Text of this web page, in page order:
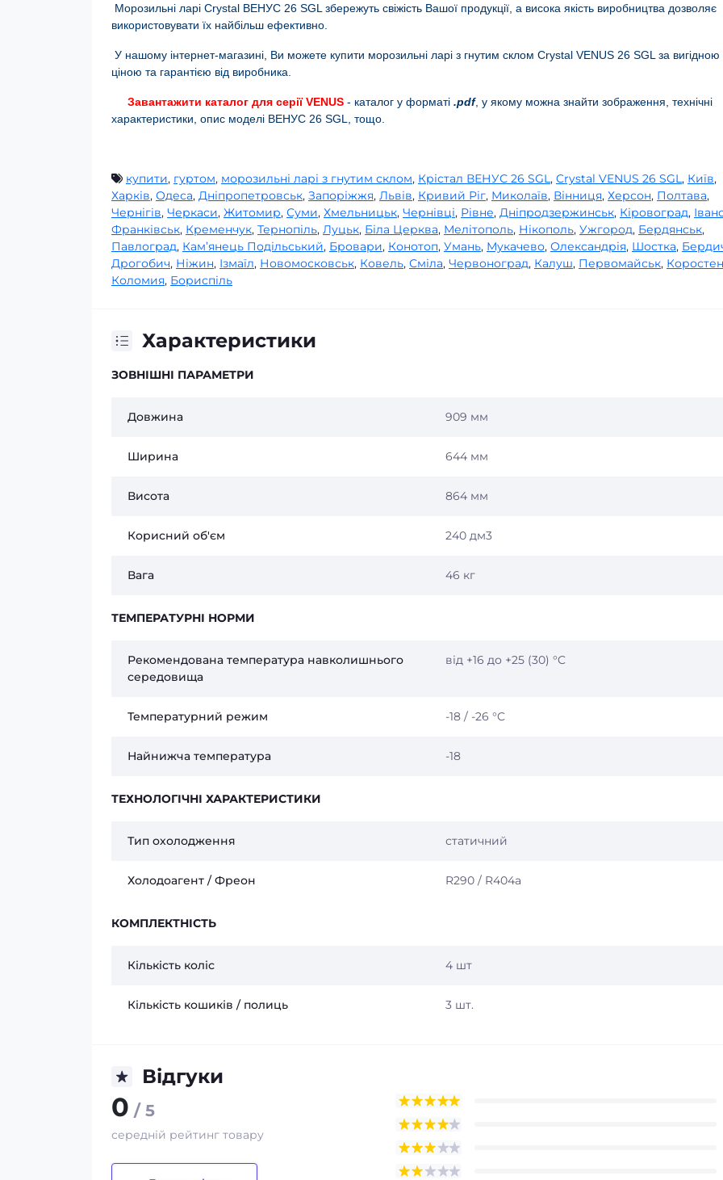
Морозильні ларі Crystal ВЕНУС 26 SGL збережуть свіжість Вашої продукції, а висока якість виробництва дозволяє
використовувати їх найбільш ефективно.
У нашому інтернет-магазині, Ви можете купити морозильні ларі з гнутим склом Crystal VENUS 26 SGL за вигідною
ціною та гарантією від виробника.
Завантажити каталог для серії VENUS - каталог у форматі .pdf, у якому можна знайти зображення, технічні
характеристики, опис моделі ВЕНУС 26 SGL, тощо.
купити, гуртом, морозильні ларі з гнутим склом, Крістал ВЕНУС 26 SGL, Crystal VENUS 26 SGL, Київ,
Харків, Одеса, Дніпропетровськ, Запоріжжя, Львів, Кривий Ріг, Миколаїв, Вінниця, Херсон, Полтава,
Чернігів, Черкаси, Житомир, Суми, Хмельницьк, Чернівці, Рівне, Дніпродзержинськ, Кіровоград,
Франківськ, Кременчук, Тернопіль, Луцьк, Біла Церква, Мелітополь, Нікополь, Ужгород, Бердянськ,
Павлоград, Кам’янець Подільський, Бровари, Конотоп, Умань, Мукачево, Олександрія, Шостка,
Дрогобич, Ніжин, Ізмаїл, Новомосковськ, Ковель, Сміла, Червоноград, Калуш, Первомайськ,
Коломия, Бориспіль
Характеристики
ЗОВНІШНІ ПАРАМЕТРИ
Довжина 909 мм
Ширина 644 мм
Висота 864 мм
Корисний об'єм 240 дм3
Вага 46 кг
ТЕМПЕРАТУРНІ НОРМИ
Рекомендована температура навколишнього
середовища
від +16 до +25 (30) °C
Температурний режим -18 / -26 °C
Найнижча температура -18
ТЕХНОЛОГІЧНІ ХАРАКТЕРИСТИКИ
Тип охолодження статичний
Холодоагент / Фреон R290 / R404a
КОМПЛЕКТНІСТЬ
Кількість коліс 4 шт
Кількість кошиків / полиць 3 шт.
Відгуки
0 / 5
середній рейтинг товару